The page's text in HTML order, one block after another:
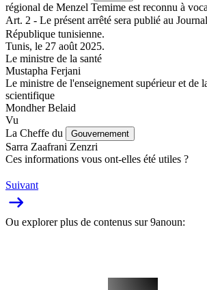
régional de Menzel Temime est reconnu à
Art. 2 - Le présent arrêté sera publié au Journal
République tunisienne.
Tunis, le 27 août 2025.
Le ministre de la santé
Mustapha Ferjani
Le ministre de l'enseignement supérieur et de
scientifique
Mondher Belaid
Vu
La Cheffe du
Gouvernement
Sarra Zaafrani Zenzri
Ces informations vous ont-elles été utiles ?
Suivant
Ou explorer plus de contenus sur 9anoun: